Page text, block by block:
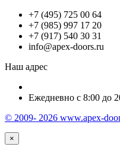
+7 (495) 725 00 64
+7 (985) 997 17 20
+7 (917) 540 30 31
info@apex-doors.ru
Наш адрес
Ежедневно с 8:00 до
© 2009- 2026 www.apex-
×